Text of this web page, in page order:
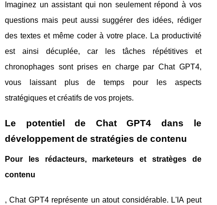
Imaginez un assistant qui non seulement répond à vos
questions mais peut aussi suggérer des idées, rédiger
des textes et même coder à votre place. La productivité
est ainsi décuplée, car les tâches répétitives et
chronophages sont prises en charge par Chat GPT4,
vous laissant plus de temps pour les aspects
stratégiques et créatifs de vos projets.
Le potentiel de Chat GPT4 dans le
développement de stratégies de contenu
Pour les rédacteurs, marketeurs et stratèges de
contenu
, Chat GPT4 représente un atout considérable. L'IA peut